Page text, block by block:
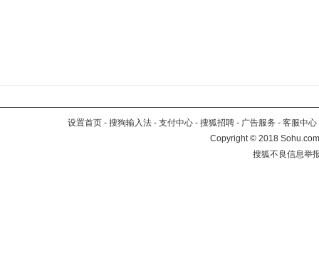
设置首页 - 搜狗输入法 - 支付中心 - 搜狐招聘 - 广告服务 - 客服中心
Copyright©2018
搜狐不良信息举